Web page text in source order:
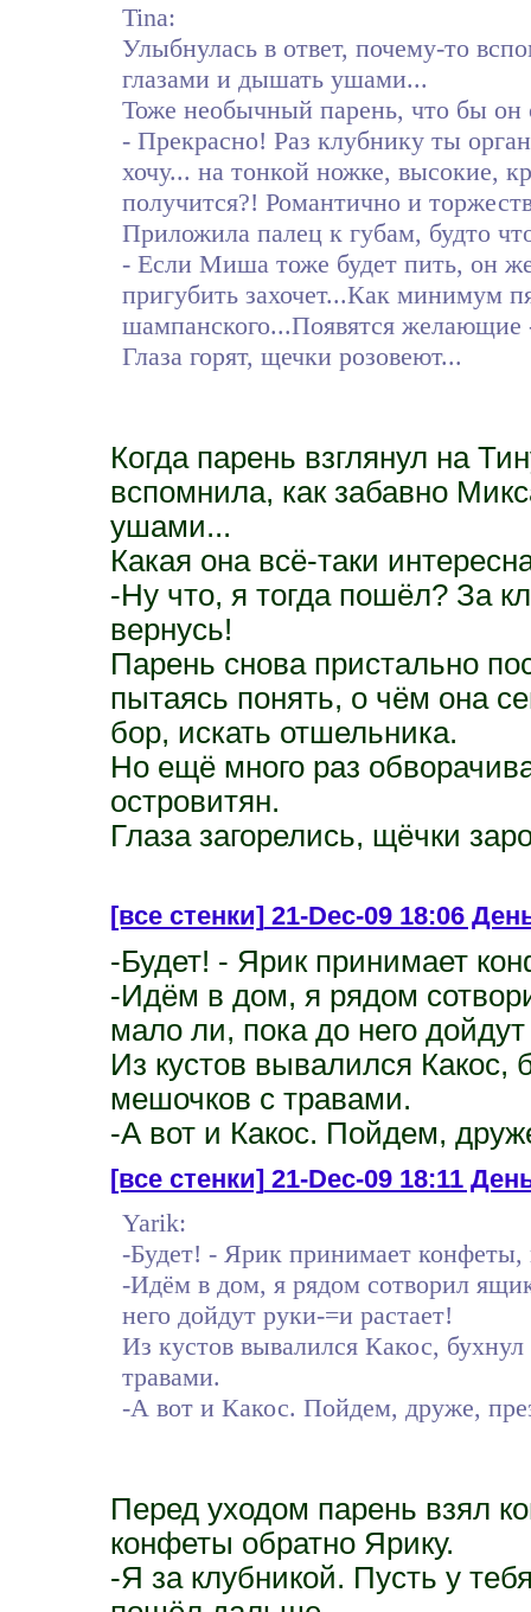
Tina:
Улыбнулась в ответ, почему-то
глазами и дышать ушами...
Тоже необычный парень, что бы он
- Прекрасно! Раз клубнику ты
хочу... на тонкой ножке, высокие,
получится?! Романтично и
Приложила палец к губам, будто
- Если Миша тоже будет пить, он
пригубить захочет...Как минимум
шампанского...Появятся желающие
Глаза горят, щечки розовеют...
Когда парень взглянул на
вспомнила, как забавно
ушами...
Какая она всё-таки
-Ну что, я тогда пошёл? За
вернусь!
Парень снова пристально
пытаясь понять, о чём она
бор, искать отшельника.
Но ещё много раз
островитян.
Глаза загорелись, щёчки
[все стенки]21-Dec-09 18:06
-Будет! - Ярик принимает
-Идём в дом, я рядом
мало ли, пока до него
Из кустов вывалился Какос,
мешочков с травами.
-А вот и Какос. Пойдем,
[все стенки]21-Dec-09 18:11
Yarik:
-Будет! - Ярик принимает
-Идём в дом, я рядом сотворил
него дойдут руки-=и растает!
Из кустов вывалился Какос,
травами.
-А вот и Какос. Пойдем, друже,
Перед уходом парень взял
конфеты обратно Ярику.
-Я за клубникой. Пусть у